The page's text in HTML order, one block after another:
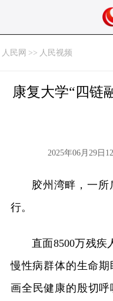
人民网 >> 人民视频
康复大学“四链
2025年06月29日
胶州湾畔，一
行。
直面8500万残疾
慢性病群体的生命
画全民健康的殷切